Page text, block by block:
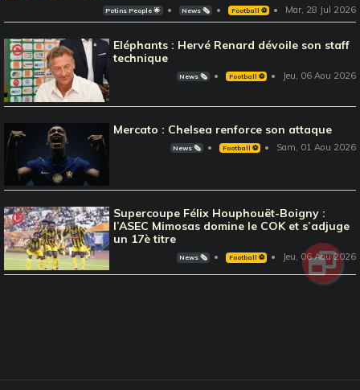
Potins People 🌟 News 🗞️ Football ⚽️ Mar, 28 Jul 2026
Eléphants : Hervé Renard dévoile son staff
technique
News 🗞️ Football ⚽️ Jeu, 06 Aou 2026
Mercato : Chelsea renforce son attaque
News 🗞️ Football ⚽️ Sam, 01 Aou 2026
Supercoupe Félix Houphouët-Boigny :
l’ASEC Mimosas domine le COK et s’adjuge
un 17è titre
News 🗞️ Football ⚽️ Jeu, 06 Aou 2026